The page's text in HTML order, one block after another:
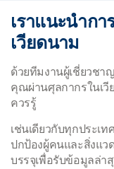
เราแนะนำก
เวียดนาม
ด้วยทีมงานผู้เชี่ยวชา
คุณผ่านศุลกากรในเ
ควรรู้
เช่นเดียวกับทุกประเ
ปกป้องผู้คนและสิ่งแว
บรรจุเพื่อรับข้อมูลล่า